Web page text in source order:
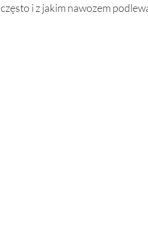
często i z jakim nawozem